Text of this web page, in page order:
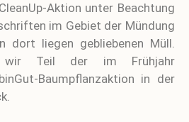
Aktion unter Beachtung
im Gebiet der Mündung
dort liegen gebliebenen Müll.
wir Teil der im Frühjahr
Baumpflanzaktion in der